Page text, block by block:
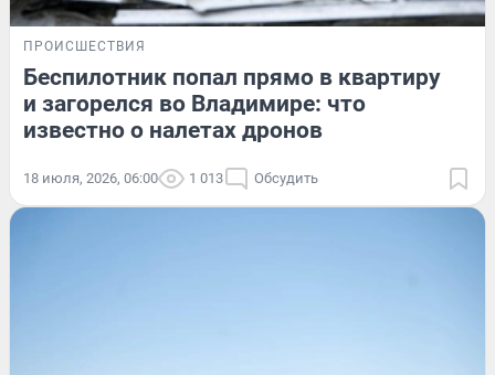
ПРОИСШЕСТВИЯ
Беспилотник попал прямо в квартиру
и загорелся во Владимире: что
известно о налетах дронов
18 июля, 2026, 06:00 1 013 Обсудить